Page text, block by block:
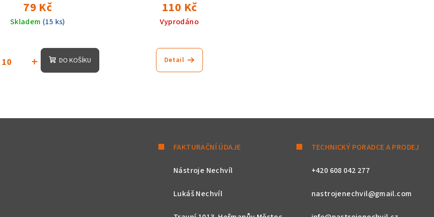
79 Kč
Skladem (15 ks)
+ DO KOŠÍKU
110 Kč
Vyprodáno
Detail
FAKTURAČNÍ ÚDAJE
Nástroje Nechvíl
Lukáš Nechvíl
TECHNICKÝ PORADCE A PRODEJ
+420 608 042 277
nastrojenechvil@gmail.com